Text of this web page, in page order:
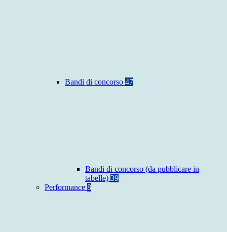
Bandi di concorso 47
Bandi di concorso (da pubblicare in
tabelle) 39
Performance 8